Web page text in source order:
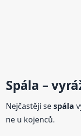
Spála –
Nejčastěji sespála
ne u kojenců.